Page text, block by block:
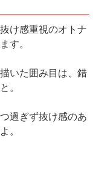
け感重視のオトナ
す。
いた囲み目は、錯
。
過ぎず抜け感のあ
。